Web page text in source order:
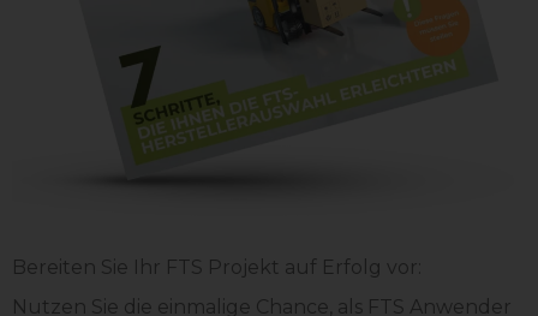
Bereiten Sie Ihr FTS Projekt auf Erfolg vor:
Nutzen Sie die einmalige Chance, als FTS Anwender